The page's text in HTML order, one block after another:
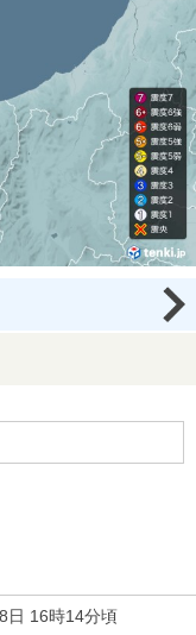
日 16時14分頃